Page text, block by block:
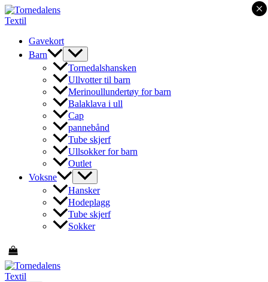
Hopp
rett
innholdetGavekort
Barn
Tornedalshansken
Ullvotter til barn
Merinoullundertøy for barn
Balaklava i ull
Cap
pannebånd
Tube skjerf
Ullsokker for barn
Outlet
Voksne
Hansker
Hodeplagg
Tube skjerf
Sokker
×